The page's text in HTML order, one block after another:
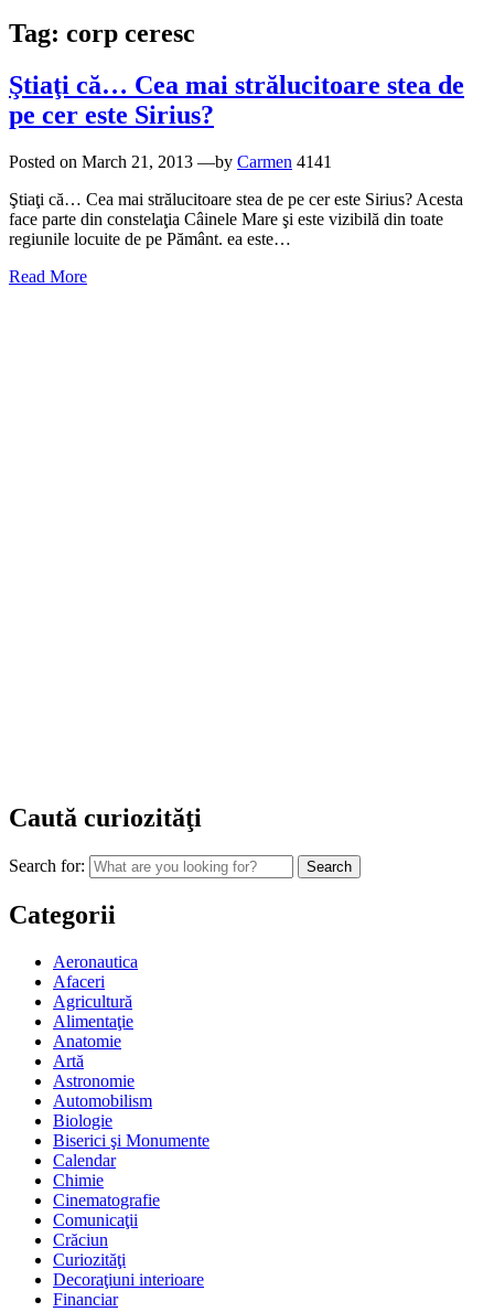
Tag: corp ceresc
Ştiaţi că… Cea mai strălucitoare stea de
pe cer este Sirius?
Posted on March 21, 2013 —by Carmen 4141
Ştiaţi că… Cea mai strălucitoare stea de pe cer este Sirius? Acesta
face parte din constelaţia Câinele Mare şi este vizibilă din toate
regiunile locuite de pe Pământ. ea este…
Read More
Caută curiozităţi
Search for:
Categorii
Aeronautica
Afaceri
Agricultură
Alimentaţie
Anatomie
Artă
Astronomie
Automobilism
Biologie
Biserici şi Monumente
Calendar
Chimie
Cinematografie
Comunicaţii
Crăciun
Curiozităţi
Decoraţiuni interioare
Financiar